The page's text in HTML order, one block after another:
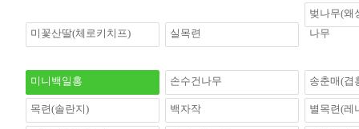
미꽃산딸(체로키치프) 실목련
벚나무(왜
나무
미니백일홍 손수건나무 송춘매(겹
목련(솔란지) 백자작 별목련(레